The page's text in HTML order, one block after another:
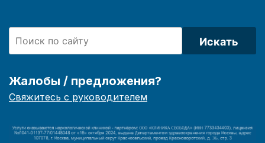
Искать
Жалобы / предложения?
Свяжитесь с руководителем